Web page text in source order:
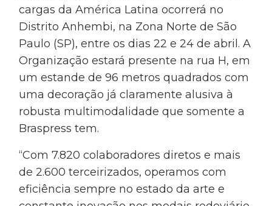
cargas da América Latina ocorrerá no
Distrito Anhembi, na Zona Norte de São
Paulo (SP), entre os dias 22 e 24 de abril. A
Organização estará presente na rua H, em
um estande de 96 metros quadrados com
uma decoração já claramente alusiva à
robusta multimodalidade que somente a
Braspress tem.
“Com 7.820 colaboradores diretos e mais
de 2.600 terceirizados, operamos com
eficiência sempre no estado da arte e